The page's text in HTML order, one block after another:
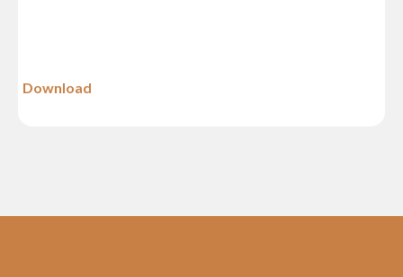
Download